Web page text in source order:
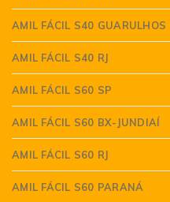
AMIL FÁCIL S40 GUARULHOS
AMIL FÁCIL S40 RJ
AMIL FÁCIL S60 SP
AMIL FÁCIL S60 BX-JUNDIAÍ
AMIL FÁCIL S60 RJ
AMIL FÁCIL S60 PARANÁ